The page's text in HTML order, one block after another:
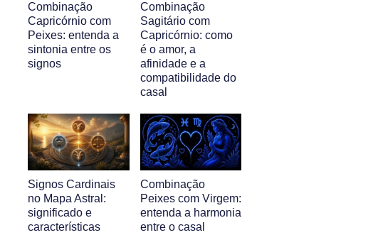
Combinação
Capricórnio com
Peixes: entenda a
sintonia entre os
signos
Combinação
Sagitário com
Capricórnio: como
é o amor, a
afinidade e a
compatibilidade do
casal
Signos Cardinais
no Mapa Astral:
significado e
características
Combinação
Peixes com Virgem:
entenda a harmonia
entre o casal